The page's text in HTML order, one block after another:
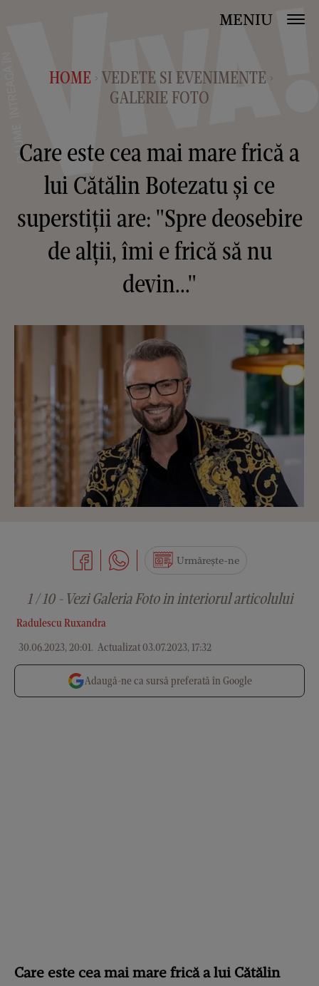
MENIU
HOME > VEDETE SI EVENIMENTE >
GALERIE FOTO
Care este cea mai mare frică a
lui Cătălin Botezatu și ce
superstiții are: "Spre deosebire
de alții, îmi e frică să nu
devin..."
Radulescu Ruxandra
30.06.2023, 20:01. Actualizat 03.07.2023, 17:32
Urmărește-ne
1 / 10 - Vezi Galeria Foto in interiorul articolului
Adaugă-ne ca sursă preferată în Google
Care este cea mai mare frică a lui Cătălin